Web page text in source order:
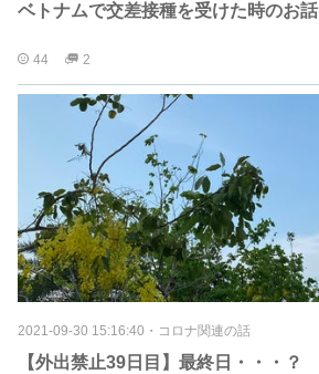
ベトナムで交差接種を受けた時のお話
44 2
2021-09-30 15:16:40 ・ コロナ関連の話
【外出禁止39日目】最終日・・・？